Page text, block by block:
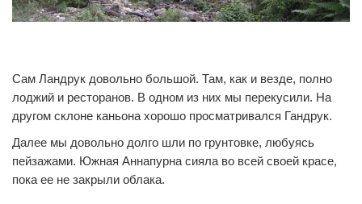
Сам Ландрук довольно большой. Там, как и везде, полно
лоджий и ресторанов. В одном из них мы перекусили. На
другом склоне каньона хорошо просматривался Гандрук.
Далее мы довольно долго шли по грунтовке, любуясь
пейзажами. Южная Аннапурна сияла во всей своей красе,
пока ее не закрыли облака.